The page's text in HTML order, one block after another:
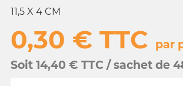
11,5 X 4 CM
0,30 € TTC par
Soit 14,40 € TTC / sachet de